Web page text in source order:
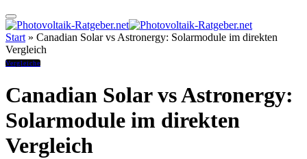
Start » Canadian Solar vs Astronergy: Solarmodule im direkten
Vergleich
Vergleiche
Canadian Solar vs Astronergy:
Solarmodule im direkten
Vergleich